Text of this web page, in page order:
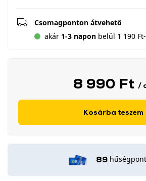
Csomagponton átvehető
akár 1-3 napon belül 1 190
8 990 Ft /
Kosárba teszem
89 hűségpont